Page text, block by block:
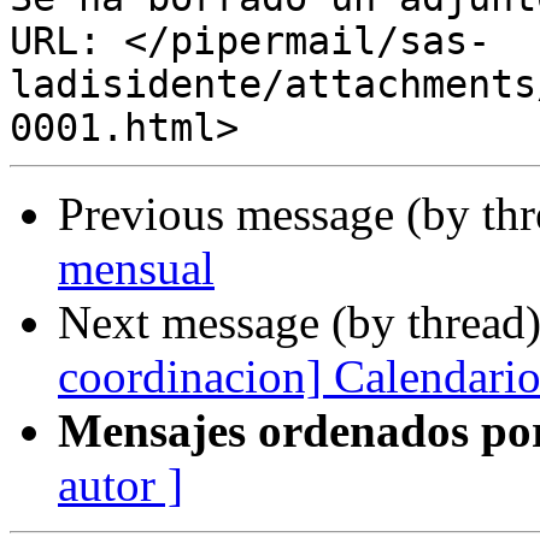
URL: </pipermail/sas-
ladisidente/
Previous message (by
mensual
Next message (by
coordinacion]
Mensajes ordenados
autor ]